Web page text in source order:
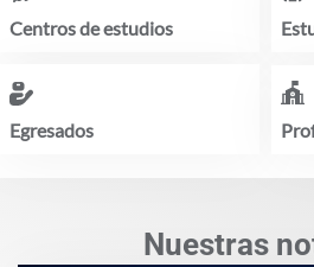
Centros de estudios
Egresados
Nuestras